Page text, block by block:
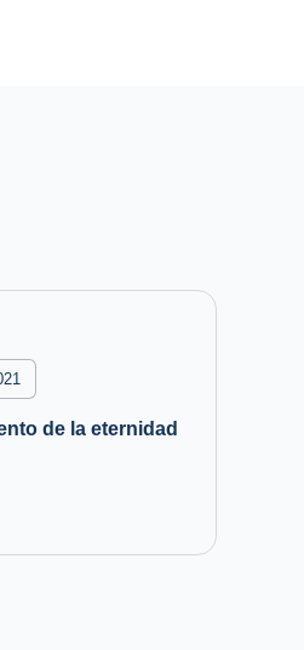
de la eternidad